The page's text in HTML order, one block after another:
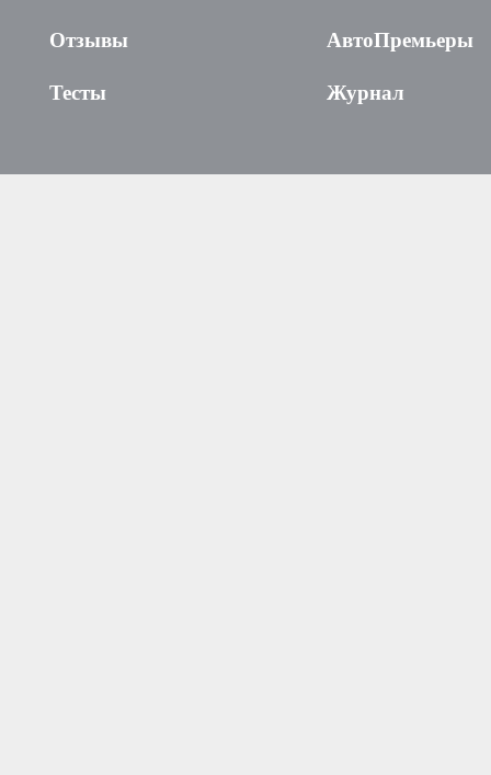
Отзывы
Тесты
АвтоПремьеры
Журнал